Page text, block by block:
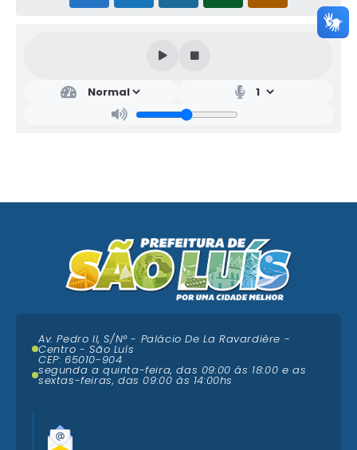
Av. Pedro II, S/N° - Palácio De La Ravardière -
Centro - São Luís
CEP: 65010-904
segunda a quinta-feira, das 09:00 ás 18:00 e as
sextas-feiras, das 09:00 às 14:00hs